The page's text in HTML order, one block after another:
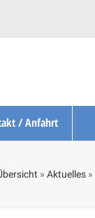
/ Anfahrt
» Aktuelles»